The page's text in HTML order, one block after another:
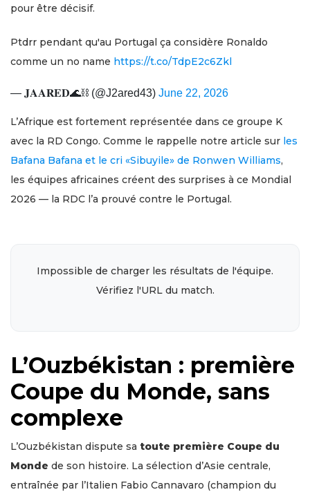
pour être décisif.
Ptdrr pendant qu'au Portugal ça considère Ronaldo
comme un no name https://t.co/TdpE2c6Zkl
— 𝐉𝐀𝐀𝐑𝐄𝐃🌊⛓️ (@J2ared43) June 22, 2026
L’Afrique est fortement représentée dans ce groupe K
avec la RD Congo. Comme le rappelle notre article sur les
Bafana Bafana et le cri «Sibuyile» de Ronwen Williams,
les équipes africaines créent des surprises à ce Mondial
2026 — la RDC l’a prouvé contre le Portugal.
Impossible de charger les résultats de l'équipe.
Vérifiez l'URL du match.
L’Ouzbékistan : première
Coupe du Monde, sans
complexe
L’Ouzbékistan dispute sa toute première Coupe du
Monde de son histoire. La sélection d’Asie centrale,
entraînée par l’Italien Fabio Cannavaro (champion du